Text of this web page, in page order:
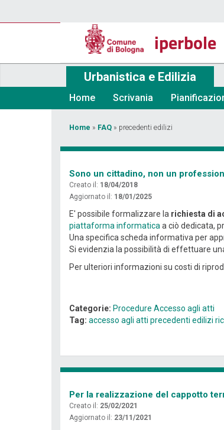
iperbole
Urbanistica e Edilizia
Home Scrivania
Tu
sei
qui
Home » FAQ » precedenti edilizi
Sono un cittadino, non un
Creato il: 18/04/2018
Aggiornato il: 18/01/2025
E' possibile formalizzare la richiesta di
piattaforma informatica a ciò dedicata,
Una specifica scheda informativa per
Si evidenzia la possibilità di effettuare
Per ulteriori informazioni su costi di
Categorie: Procedure Accesso agli atti
Tag: accesso agli atti precedenti edilizi
Per la realizzazione del cappotto
Creato il: 25/02/2021
Aggiornato il: 23/11/2021